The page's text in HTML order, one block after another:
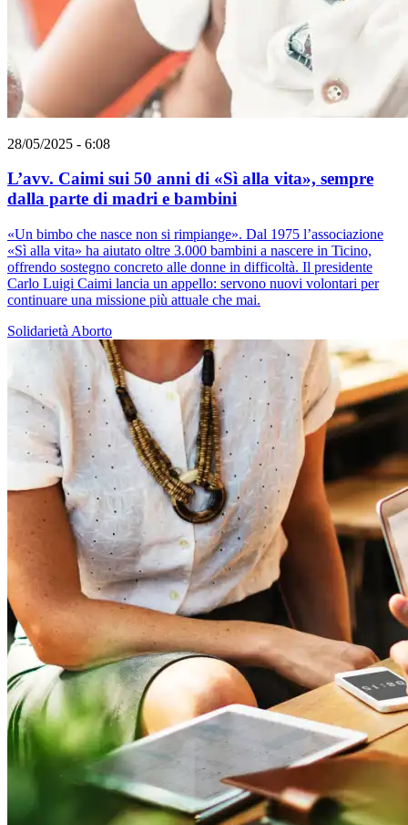
28/05/2025 - 6:08
L’avv. Caimi sui 50 anni di «Sì alla vita», sempre
dalla parte di madri e bambini
«Un bimbo che nasce non si rimpiange». Dal 1975 l’associazione
«Sì alla vita» ha aiutato oltre 3.000 bambini a nascere in Ticino,
offrendo sostegno concreto alle donne in difficoltà. Il presidente
Carlo Luigi Caimi lancia un appello: servono nuovi volontari per
continuare una missione più attuale che mai.
Solidarietà Aborto